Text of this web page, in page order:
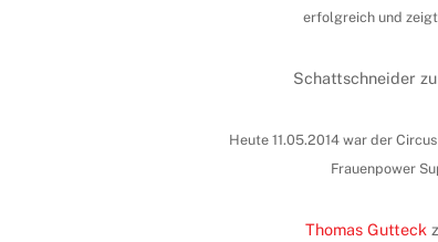
erfolgreich und
Schattschneider zu
Heute 11.05.2014 war der
Frauenpower
Thomas Gutteck